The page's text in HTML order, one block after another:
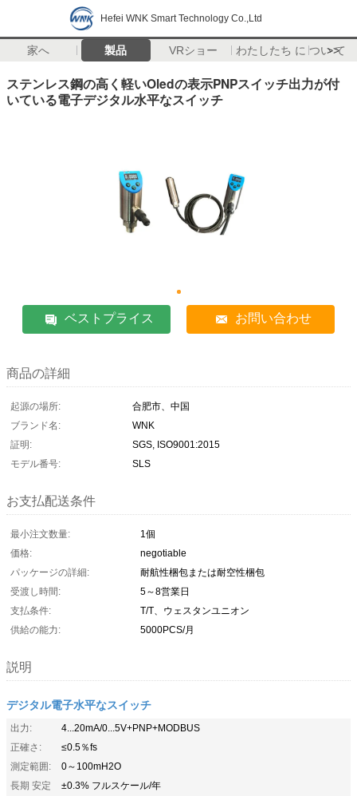
Hefei WNK Smart Technology Co.,Ltd
家へ 製品 VRショー わたしたち に つい て
>>
ステンレス鋼の高く軽いOledの表示PNPスイッチ出力が付
いている電子デジタル水平なスイッチ
ベストプライス お問い合わせ
商品の詳細
起源の場所:
合肥市、中国
ブランド名:
WNK
証明:
SGS, ISO9001:2015
モデル番号:
SLS
お支払配送条件
最小注文数量:
1個
価格:
negotiable
パッケージの詳細:
耐航性梱包または耐空性梱包
受渡し時間:
5～8営業日
支払条件:
T/T、ウェスタンユニオン
供給の能力:
5000PCS/月
説明
デジタル電子水平なスイッチ
出力:
4...20mA/0...5V+PNP+MODBUS
正確さ:
≤0.5％fs
測定範囲:
0～100mH2O
長期 安定
±0.3% フルスケール/年